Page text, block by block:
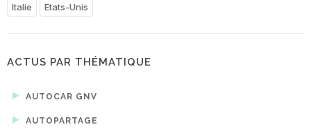
Italie
Etats-Unis
ACTUS PAR THÉMATIQUE
AUTOCAR GNV
AUTOPARTAGE